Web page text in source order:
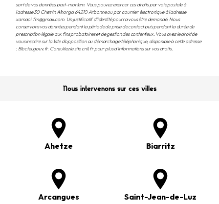
sort de vos données post-mortem. Vous pouvez exercer ces droits par voie postale à
l'adresse 30 Chemin Alhorga 64210 Arbonne ou par courrier électronique à l'adresse
xamaoi.fm@gmail.com. Un justificatif d'identité pourra vous être demandé. Nous
conservons vos données pendant la période de prise de contact puis pendant la durée de
prescription légale aux fins probatoires et de gestion des contentieux. Vous avez le droit de
vous inscrire sur la liste d'opposition au démarchage téléphonique, disponible à cette adresse
: Bloctel.gouv.fr. Consultez le site cnil.fr pour plus d’informations sur vos droits.
Nous intervenons sur ces villes
Ahetze Biarritz
Arcangues Saint-Jean-de-Luz